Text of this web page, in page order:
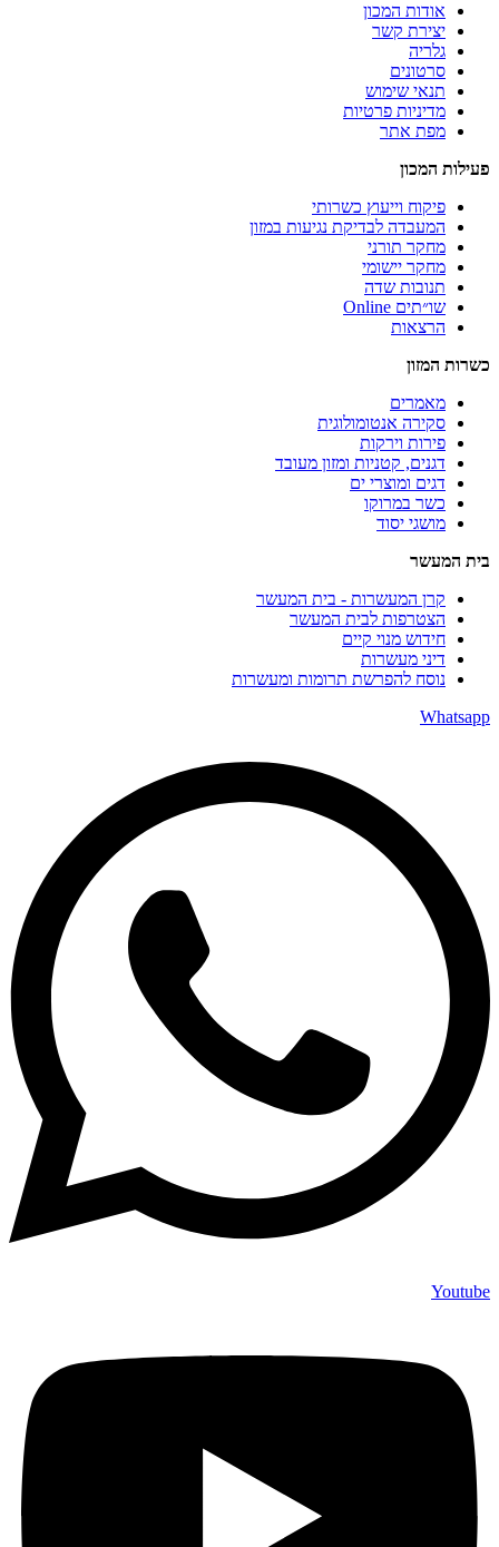
אודות המכון
יצירת קשר
גלריה
סרטונים
תנאי שימוש
מדיניות פרטיות
מפת אתר
פעילות המכון
פיקוח וייעוץ כשרותי
המעבדה לבדיקת נגיעות במזון
מחקר תורני
מחקר יישומי
תנובות שדה
שו״תים Online
הרצאות
כשרות המזון
מאמרים
סקירה אנטומולוגית
פירות וירקות
דגנים, קטניות ומזון מעובד
דגים ומוצרי ים
כשר במרוקו
מושגי יסוד
בית המעשר
קרן המעשרות - בית המעשר
הצטרפות לבית המעשר
חידוש מנוי קיים
דיני מעשרות
נוסח להפרשת תרומות ומעשרות
Whatsapp
Youtube